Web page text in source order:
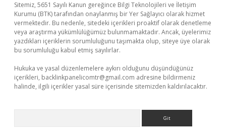
Sitemiz, 5651 Sayılı Kanun gereğince Bilgi Teknolojileri ve İletişim
Kurumu (BTK) tarafından onaylanmış bir Yer Sağlayıcı olarak hizmet
vermektedir. Bu nedenle, sitedeki içerikleri proaktif olarak denetleme
veya araştırma yükümlülüğümüz bulunmamaktadır. Ancak, üyelerimiz
yazdıkları içeriklerin sorumluluğunu taşımakta olup, siteye üye olarak
bu sorumluluğu kabul etmiş sayılırlar.
Hukuka ve yasal düzenlemelere aykırı olduğunu düşündüğünüz
içerikleri, backlinkpanelicomtr@gmail.com adresine bildirmeniz
halinde, ilgili içerikler yasal süre içerisinde sitemizden kaldırılacaktır.